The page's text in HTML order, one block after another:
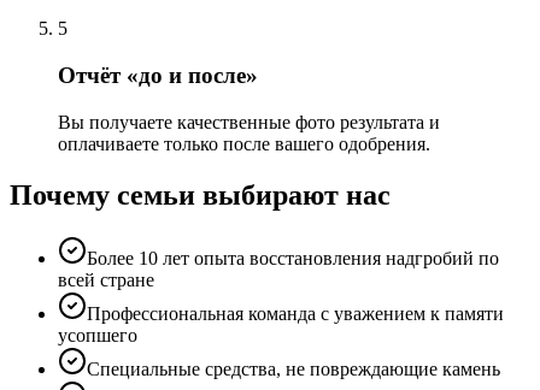
5
Отчёт «до и после»
Вы получаете качественные фото результата и
оплачиваете только после вашего одобрения.
Почему семьи выбирают нас
Более 10 лет опыта восстановления надгробий по
всей стране
Профессиональная команда с уважением к памяти
усопшего
Специальные средства, не повреждающие камень